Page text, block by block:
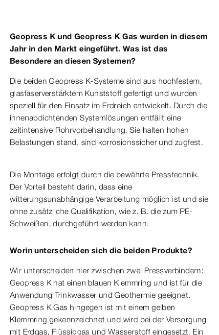
Geopress K und Geopress K Gas wurden in diesem
Jahr in den Markt eingeführt. Was ist das
Besondere an diesen Systemen?
Die beiden Geopress K-Systeme sind aus hochfestem,
glasfaserverstärktem Kunststoff gefertigt und wurden
speziell für den Einsatz im Erdreich entwickelt. Durch die
innenabdichtenden Systemlösungen entfällt eine
zeitintensive Rohrvorbehandlung. Sie halten hohen
Belastungen stand, sind korrosionssicher und zugfest.
Die Montage erfolgt durch die bewährte Presstechnik.
Der Vorteil besteht darin, dass eine
witterungsunabhängige Verarbeitung möglich ist und sie
ohne zusätzliche Qualifikation, wie z. B. die zum PE-
Schweißen, durchgeführt werden kann.
Worin unterscheiden sich die beiden Produkte?
Wir unterscheiden hier zwischen zwei Pressverbindern:
Geopress K hat einen blauen Klemmring und ist für die
Anwendung Trinkwasser und Geothermie geeignet.
Geopress K Gas hingegen ist mit einem gelben
Klemmring gekennzeichnet und wird bei der Versorgung
mit Erdgas, Flüssiggas und Wasserstoff eingesetzt. Ein